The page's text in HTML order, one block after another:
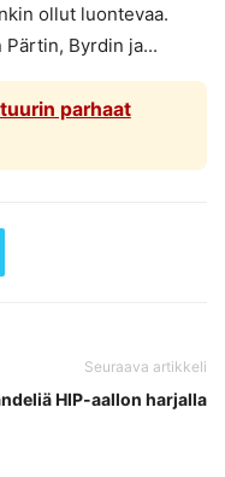
ollut luontevaa.
Byrdin ja...
parhaat
Seuraava artikkeli
HIP-aallon harjalla